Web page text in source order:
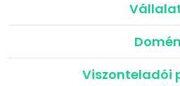
Domén
Viszonteladói